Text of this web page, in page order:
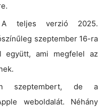
A teljes verzió 2025.
szeptember 16-ra
együtt, ami megfelel az
szeptembert, de a
weboldalát. Néhány